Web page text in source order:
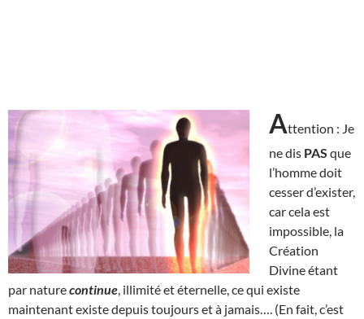
Attention : Je
ne dis PAS que
l’homme doit
cesser d’exister,
car cela est
impossible, la
Création
Divine étant
par naturecontinue , illimité et éternelle, ce qui existe
maintenant existe depuis toujours et à jamais…. (En fait, c’est